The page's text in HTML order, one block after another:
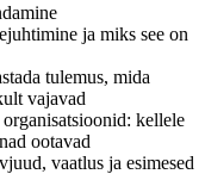
ja miks see on
tulemus, mida
vajavad
kellele
ootavad
vaatlus ja esimesed